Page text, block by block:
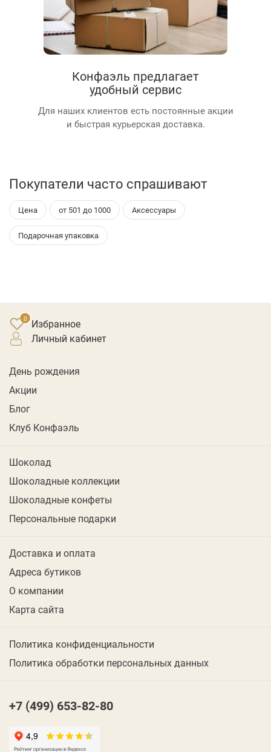
Конфаэль предлагает
удобный сервис
Для наших клиентов есть постоянные акции
и быстрая курьерская доставка.
Покупатели часто спрашивают
Цена от 501 до 1000 Аксессуары
Подарочная упаковка
Избранное
личный кабинет
День рождения
Акции
Блог
Клуб Конфаэль
Шоколад
Шоколадные коллекции
Шоколадные конфеты
Персональные подарки
Доставка и оплата
Адреса бутиков
О компании
Карта сайта
Политика конфиденциальности
Политика обработки персональных данных
+7 (499) 653-82-80